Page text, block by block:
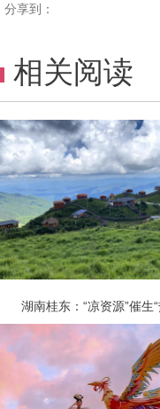
分享到：
相关阅读
湖南桂东：“凉资源”催生